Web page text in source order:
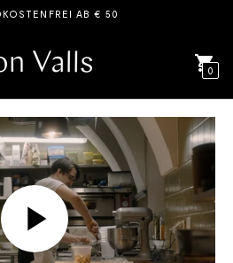
AB € 50
0